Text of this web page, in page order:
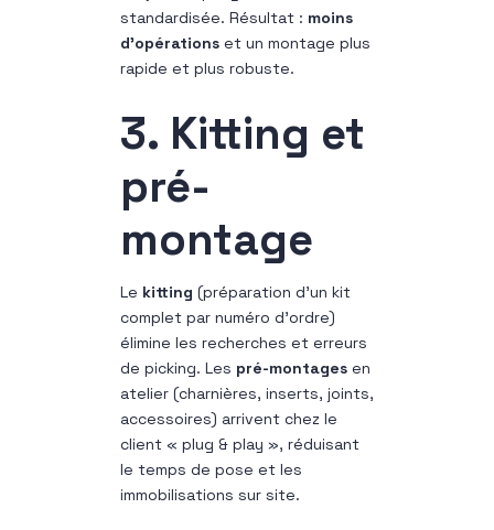
standardisée. Résultat : moins
d’opérations et un montage plus
rapide et plus robuste.
3. Kitting et
pré-
montage
Le kitting (préparation d’un kit
complet par numéro d’ordre)
élimine les recherches et erreurs
de picking. Les pré-montages en
atelier (charnières, inserts, joints,
accessoires) arrivent chez le
client « plug & play », réduisant
le temps de pose et les
immobilisations sur site.